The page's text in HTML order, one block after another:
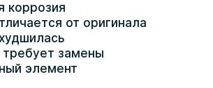
коррозия
от оригинала
замены
элемент